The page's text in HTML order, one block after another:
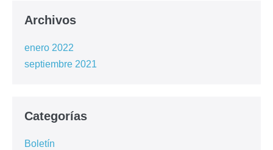
Archivos
enero 2022
septiembre 2021
Categorías
Boletín